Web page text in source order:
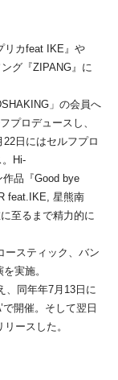
リカfeat IKE』や
グ『ZIPANG』に
」の会員へ
プロデュースし、
日にはセルフプロ
Hi-
品『Good bye
feat.IKE, 星熊南
至るまで精力的に
ースティック、バン
実施。
、同年年7月13日に
開催。そして翌日
ースした。